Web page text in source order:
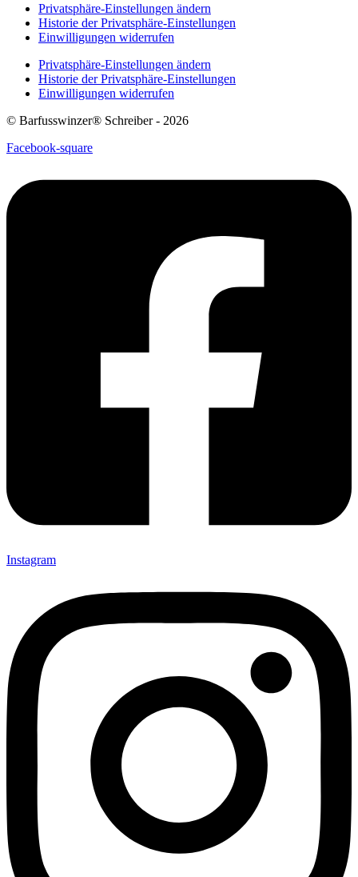
Privatsphäre-Einstellungen ändern
Historie der Privatsphäre-Einstellungen
Einwilligungen widerrufen
Privatsphäre-Einstellungen ändern
Historie der Privatsphäre-Einstellungen
Einwilligungen widerrufen
© Barfusswinzer® Schreiber - 2026
Facebook-square
Instagram